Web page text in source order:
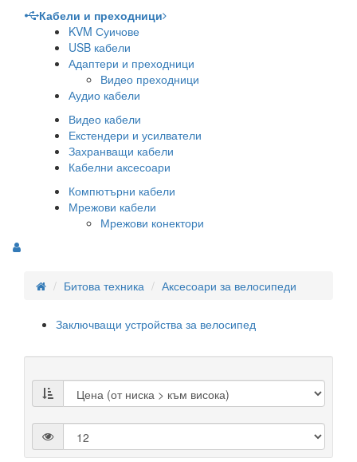
Кабели и преходници
KVM Суичове
USB кабели
Адаптери и преходници
Видео преходници
Аудио кабели
Видео кабели
Екстендери и усилватели
Захранващи кабели
Кабелни аксесоари
Компютърни кабели
Мрежови кабели
Мрежови конектори
Битова техника Аксесоари за велосипеди
Заключващи устройства за велосипед